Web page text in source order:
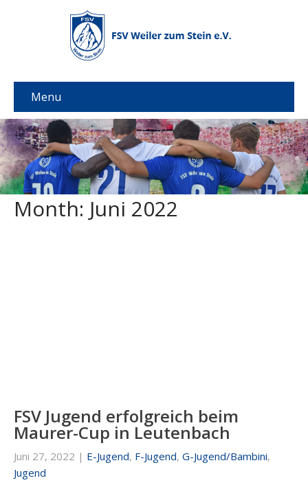
Menu
Month: Juni 2022
FSV Jugend erfolgreich beim
Maurer-Cup in Leutenbach
Juni 27, 2022 | E-Jugend, F-Jugend, G-Jugend/Bambini,
Jugend